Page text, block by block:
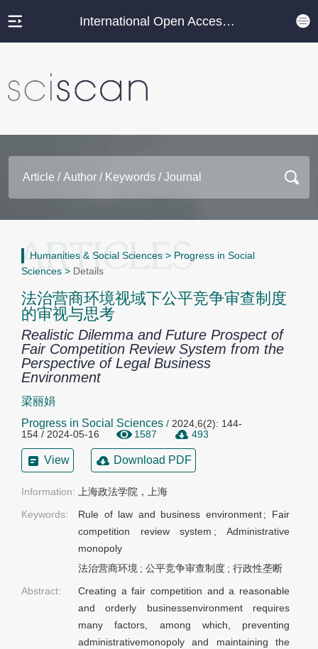
International Open Access Journal Platform
Humanities & Social Sciences > Progress in Social
Sciences > Details
法治营商环境视域下公平竞争审查制度
的审视与思考
Realistic Dilemma and Future Prospect of
Fair Competition Review System from the
Perspective of Legal Business
Environment
梁丽娟
Progress in Social Sciences / 2024,6(2): 144-
154 / 2024-05-16
1587 493
View Download PDF
Information: 上海政法学院，上海
Keywords:
Rule of law and business environment ; Fair
competition review system ; Administrative
monopoly
法治营商环境 ; 公平竞争审查制度 ; 行政性垄断
Abstract:
Creating a fair competition and a reasonable
and orderly businessenvironment requires
many factors, among which, preventing
administrativemonopoly and maintaining the